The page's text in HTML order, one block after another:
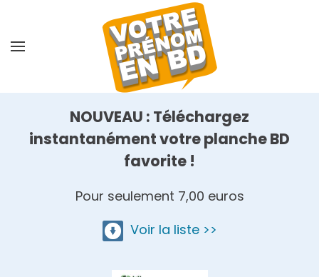
NOUVEAU : Téléchargez
instantanément votre planche BD
favorite !
Pour seulement 7,00 euros
Voir la liste >>